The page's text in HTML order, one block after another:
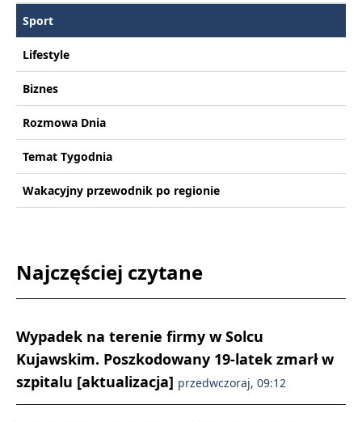
Sport
Lifestyle
Biznes
Rozmowa Dnia
Temat Tygodnia
Wakacyjny przewodnik po regionie
Najczęściej czytane
Wypadek na terenie firmy w Solcu
Kujawskim. Poszkodowany 19-latek zmarł w
szpitalu [aktualizacja] przedwczoraj, 09:12